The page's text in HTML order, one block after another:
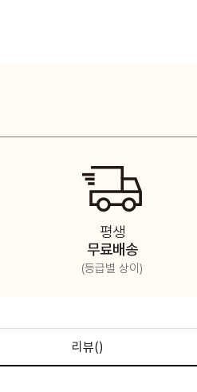
평생
무료배송
(등급별 상이)
리뷰()